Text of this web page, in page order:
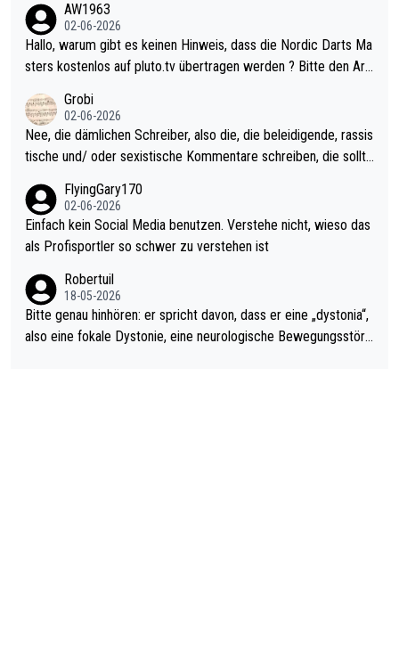
Allerdings ist Mitchell Lawrie als Nummer 1 der Welt eh qualifi
ziert. Somit ändert die automatische Qualifikation des Weltmei
sters erstmal nichts. Ich denke sie wollen damit für nächstes J
ohl wenig WDF Turniere spielen. Dies war bei Archie Self letzt
es Jahr der Fall. Er musste als amtierender Weltmeister durch
den Qualifier und ich glaube kaum, dass Mitchel sich das (in Ve
gas) antun würde, wenn er doch eigentlich die PDC-WM als Zi
el hat.
AW1963
02-06-2026
Hallo, warum gibt es keinen Hinweis, dass die Nordic Darts Ma
sters kostenlos auf pluto.tv übertragen werden ? Bitte den Arti
Grobi
02-06-2026
Nee, die dämlichen Schreiber, also die, die beleidigende, rassis
tische und/ oder sexistische Kommentare schreiben, die sollte
s Leben in den Griff kriegen. Nur eins wundert mich: Luke Little
r war doch neulich erst derjenige, der über Social Media GvV p
rovoziert hat. Und Littlers Mutter schießt öfters mal gegen Ric
FlyingGary170
02-06-2026
Einfach kein Social Media benutzen. Verstehe nicht, wieso das
als Profisportler so schwer zu verstehen ist
Robertuil
18-05-2026
Bitte genau hinhören: er spricht davon, dass er eine „dystonia“,
also eine fokale Dystonie, eine neurologische Bewegungsstöru